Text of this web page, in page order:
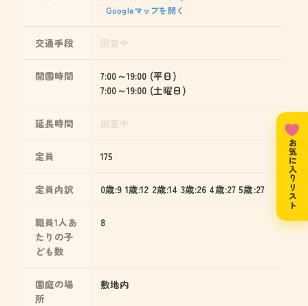
Googleマップを開く
交通手段
開園時間
7:00～19:00 (平日)
7:00～19:00 (土曜日)
延長時間
定員 175
定員内訳 0歳:9 1歳:12 2歳:14 3歳:26 4歳:27 5歳:27
職員1人あ
たりの子
ども数
8
園庭の場
所
敷地内
お気に入りリスト